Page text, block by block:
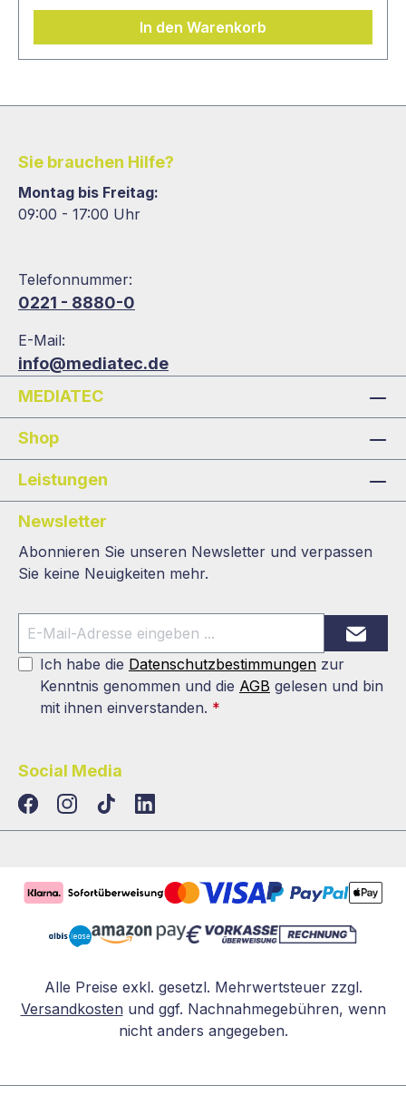
In den Warenkorb
Sie brauchen Hilfe?
Montag bis Freitag:
09:00 - 17:00 Uhr
Telefonnummer:
0221 - 8880-0
E-Mail:
info@mediatec.de
MEDIATEC
Shop
Leistungen
Newsletter
Abonnieren Sie unseren Newsletter und verpassen
Sie keine Neuigkeiten mehr.
Ich habe die Datenschutzbestimmungen zur
Kenntnis genommen und die AGB gelesen und bin
mit ihnen einverstanden. *
Social Media
TikTokLinkedIn
Alle Preise exkl. gesetzl. Mehrwertsteuer zzgl.
Versandkosten und ggf. Nachnahmegebühren, wenn
nicht anders angegeben.